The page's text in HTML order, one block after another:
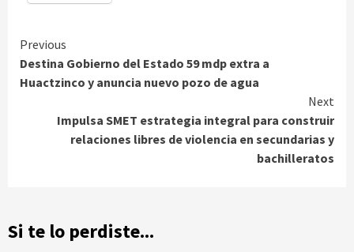
Continue
Reading
Previous
Destina Gobierno del Estado 59 mdp extra a
Huactzinco y anuncia nuevo pozo de agua
Next
Impulsa SMET estrategia integral para construir
relaciones libres de violencia en secundarias y
bachilleratos
Si te lo perdiste...